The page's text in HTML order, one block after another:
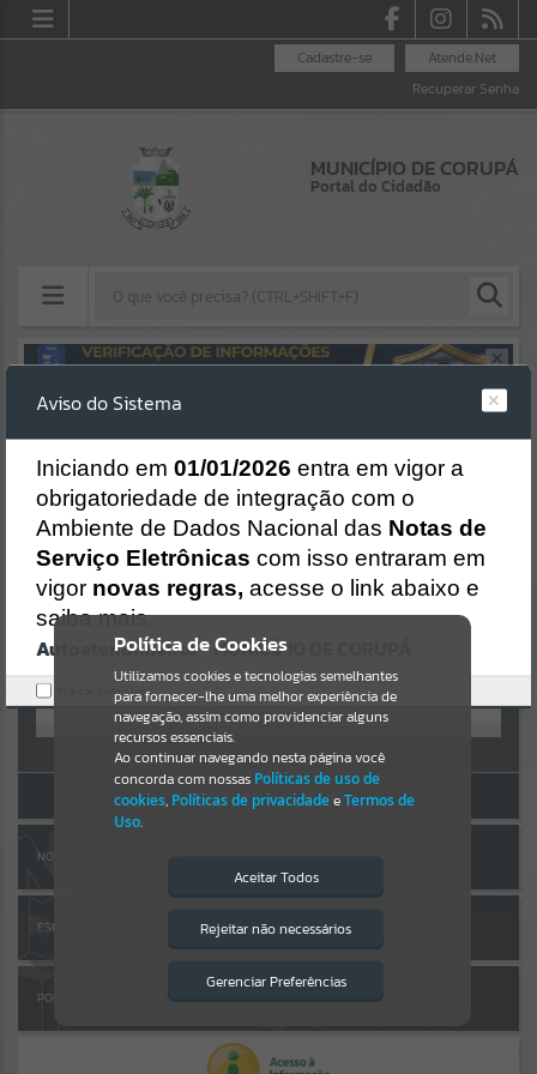
Atende.Net
Cadastre-se
Recuperar Senha
MUNICÍPIO DE CORUPÁ
Portal do Cidadão
Resultados para""
Portais
Por favor, aguarde...
NOTÍCIAS
Por favor, aguarde...
Por favor, aguarde...
SERVIÇOS
PÁGINAS
AUTOATENDIMENTO
OU
Cadastre-se|Recuperar Senha
ACESSAR SEM LOGIN
NOTA FISCAL ELETRÔNICA
ESCRITA FISCAL
PORTAL DA TRANSPARÊNCIA
Política de Cookies
Utilizamos cookies e tecnologias semelhantes
para fornecer-lhe uma melhor experiência de
navegação, assim como providenciar alguns
recursos essenciais.
Ao continuar navegando nesta página você
concorda com nossas Políticas de uso de
cookies, Políticas de privacidadeeTermos de
Uso.
Aceitar Todos
Rejeitar não necessários
Gerenciar Preferências
Isto significa que diversos recursos
providenciados poderão não estar
Aviso do Sistema
Iniciando em 01/01/2026 entra em vigor a
obrigatoriedade de integração com o
Ambiente de Dados Nacional das Notas de
Serviço Eletrônicas com isso entraram em
vigor novas regras, acesse o link abaixo e
saiba mais.
Autoatendimento - MUNICÍPIO DE CORUPÁ
Marcar como lido.
Erro
SISTEMA
Gerenciamento do Sistema
CÓDIGO DA MENSAGEM:EST-000040
Ocorreu um erro de script:
Uncaught SyntaxError: Unexpected token '('
https://corupa.atende.net/https:/corupa.atende.net/cidadao/pagina/a
ta-012022-
cmdico/static/bundle/wpo_index_2_base_l2_portal_editores_sync_
dd63a725aa1a3e42e62571aa199b67e2.js?v=816ac05d:47
Verificar Mais Detalhes
OK